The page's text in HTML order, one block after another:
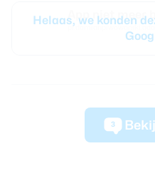
App niet meer
Helaas, we konden
3